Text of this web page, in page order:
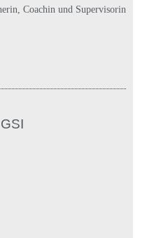
Coachin und Supervisorin